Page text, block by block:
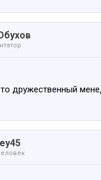
то дружественный